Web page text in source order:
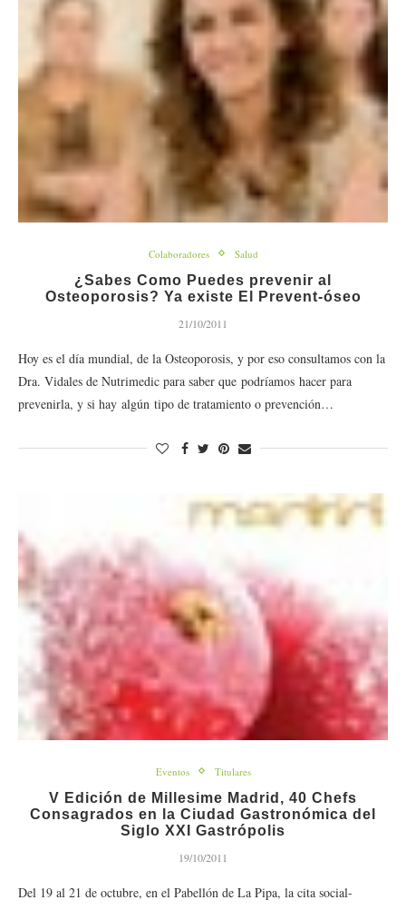
Colaboradores Salud
¿Sabes Como Puedes prevenir al
Osteoporosis? Ya existe El Prevent-óseo
21/10/2011
Hoy es el día mundial, de la Osteoporosis, y por eso consultamos con la
Dra. Vidales de Nutrimedic para saber que podríamos hacer para
prevenirla, y si hay algún tipo de tratamiento o prevención…
Eventos Titulares
V Edición de Millesime Madrid, 40 Chefs
Consagrados en la Ciudad Gastronómica del
Siglo XXI Gastrópolis
19/10/2011
Del 19 al 21 de octubre, en el Pabellón de La Pipa, la cita social-